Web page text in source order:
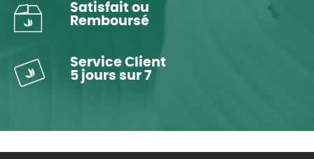
Satisfait ou
Remboursé
Service Client
5 jours sur 7